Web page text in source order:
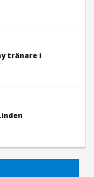
tränare i